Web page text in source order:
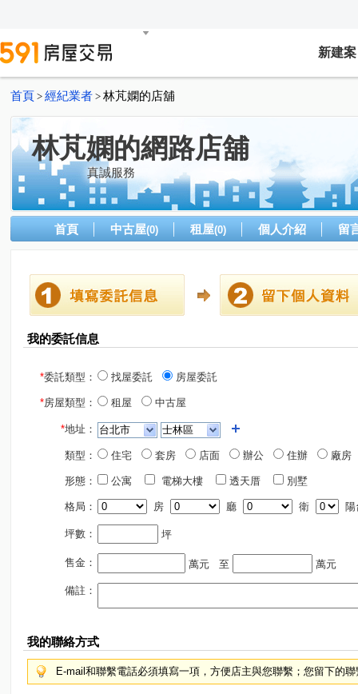
新建案
首頁 > 經紀業者 > 林芃嫻的店舖
林芃嫻的網路店舖
真誠服務
首頁 中古屋(0) 租屋(0) 個人介紹 留
我的委託信息
*委託類型： 找屋委託 房屋委託
*房屋類型： 租屋 中古屋
*地址：
類型： 住宅 套房 店面 辦公 住辦 廠房
形態： 公寓 電梯大樓 透天厝 別墅
格局： 房 廳 衛 陽
坪數： 坪
售金： 萬元 至 萬元
備註：
我的聯絡方式
E-mail和聯繫電話必須填寫一項，方便店主與您聯繫；您留下的